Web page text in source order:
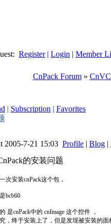
Register| Login | Member
CnPack Forum»
| Subscription | Favorites
2005-7-21 15:03 Profile | Blog |
的安装问题
次安装cnPack这个包，
bcb60
是cnPack中的 cnImage 这个控件 ，
，终于安装上了，但是发现被安装的面